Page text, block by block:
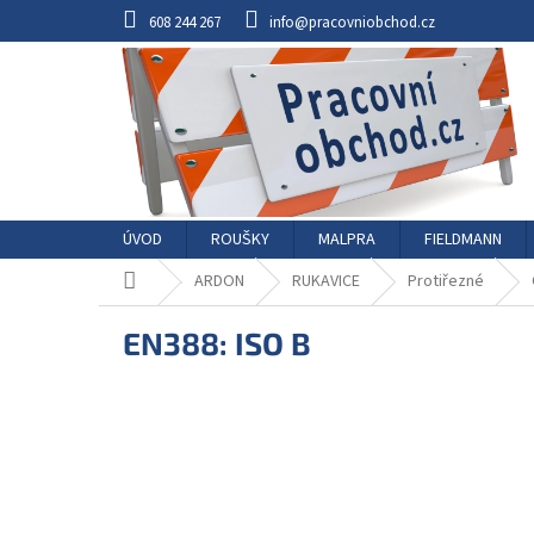
608 244 267 info@pracovniobchod.cz
ÚVOD ROUŠKY MALPRA FIELDMANN
Domů ARDON RUKAVICE Protiřezné
EN388: ISO B